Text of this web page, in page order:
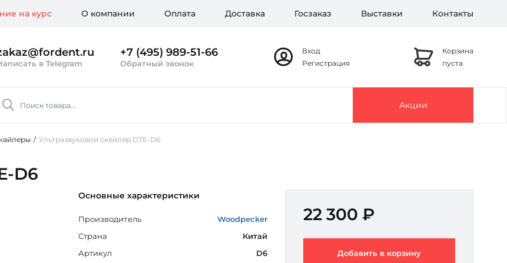
на курс О компании Оплата Доставка Госзаказ Выставки Контакты
в Telegram
+7 (495) 989-51-66
Обратный звонок
Вход
Регистрация
Корзина
пуста
Акции
/ Ультразвуковой скейлер DTE-D6
D6
Основные характеристики
Производитель
Woodpecker
Страна
Китай
Артикул
D6
22 300 ₽
Добавить в корзину